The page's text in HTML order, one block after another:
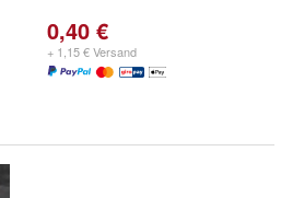
0,40 €
+ 1,15 € Versand